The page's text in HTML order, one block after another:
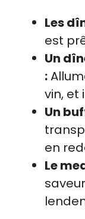
Les
est
Un
:
vin, et
Un
en
Le